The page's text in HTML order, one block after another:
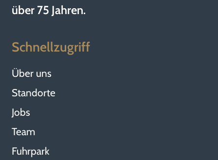
über 75 Jahren.
Schnellzugriff
Über uns
Standorte
Jobs
Team
Fuhrpark